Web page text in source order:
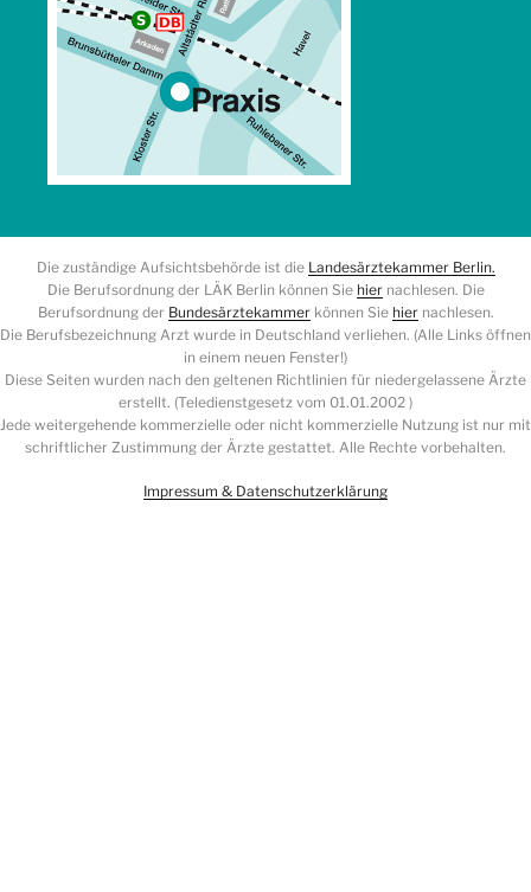
Die zuständige Aufsichtsbehörde ist die Landesärztekammer Berlin.
Die Berufsordnung der LÄK Berlin können Sie hiernachlesen. Die
Berufsordnung der Bundesärztekammerkönnen Sie hiernachlesen.
Die Berufsbezeichnung Arzt wurde in Deutschland verliehen. (Alle Links öffnen
in einem neuen Fenster!)
Diese Seiten wurden nach den geltenen Richtlinien für niedergelassene Ärzte
erstellt. (Teledienstgesetz vom 01.01.2002 )
Jede weitergehende kommerzielle oder nicht kommerzielle Nutzung ist nur mit
schriftlicher Zustimmung der Ärzte gestattet. Alle Rechte vorbehalten.
Impressum & Datenschutzerklärung